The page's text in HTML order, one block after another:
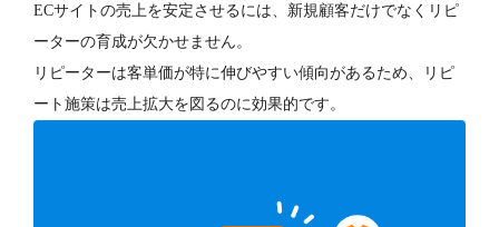
ECサイトの売上を安定させるには、新規顧客だけでなくリピ
ーターの育成が欠かせません。
リピーターは客単価が特に伸びやすい傾向があるため、リピ
ート施策は売上拡大を図るのに効果的です。